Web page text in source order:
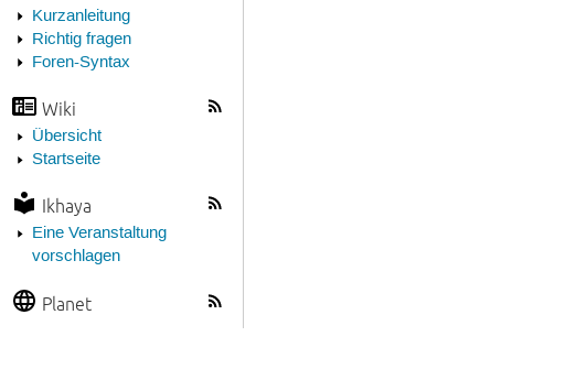
Kurzanleitung
Richtig fragen
Foren-Syntax
Wiki
Übersicht
Startseite
Ikhaya
Eine Veranstaltung
vorschlagen
Planet